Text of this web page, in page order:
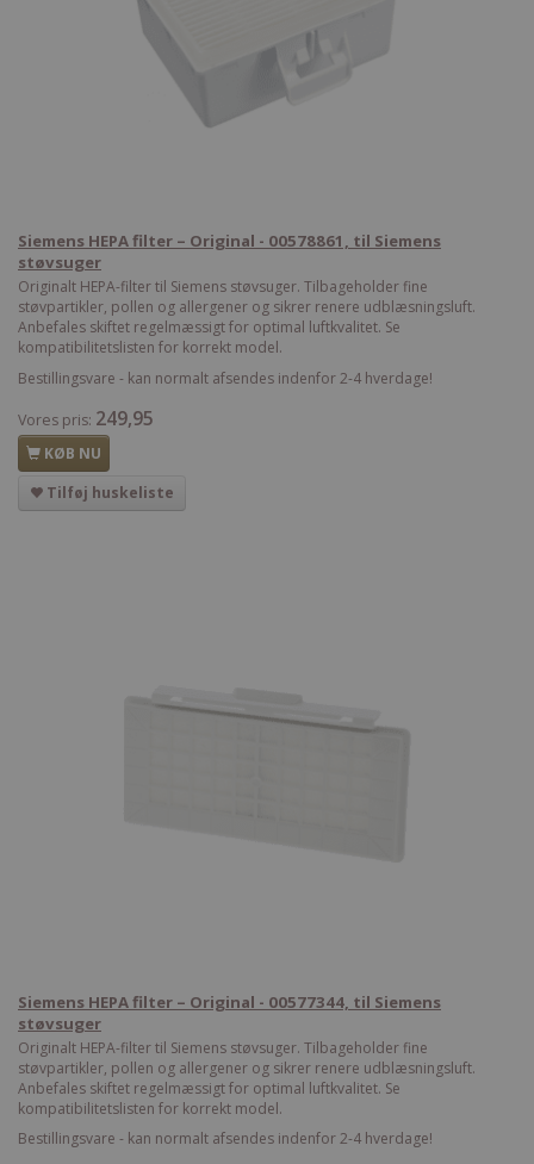
Siemens HEPA filter – Original - 00578861, til Siemens
støvsuger
Originalt HEPA-filter til Siemens støvsuger. Tilbageholder fine
støvpartikler, pollen og allergener og sikrer renere udblæsningsluft.
Anbefales skiftet regelmæssigt for optimal luftkvalitet. Se
kompatibilitetslisten for korrekt model.
Bestillingsvare - kan normalt afsendes indenfor 2-4 hverdage!
Vores pris: 249,95
KØB NU
Tilføj huskeliste
Siemens HEPA filter – Original - 00577344, til Siemens
støvsuger
Originalt HEPA-filter til Siemens støvsuger. Tilbageholder fine
støvpartikler, pollen og allergener og sikrer renere udblæsningsluft.
Anbefales skiftet regelmæssigt for optimal luftkvalitet. Se
kompatibilitetslisten for korrekt model.
Bestillingsvare - kan normalt afsendes indenfor 2-4 hverdage!